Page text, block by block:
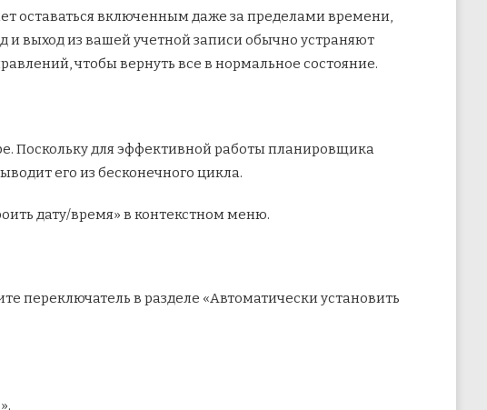
оставаться включенным даже за пределами времени,
и выход из вашей учетной записи обычно устраняют
чтобы вернуть все в нормальное состояние.
Поскольку для эффективной работы планировщика
его из бесконечного цикла.
дату/время» в контекстном меню.
переключатель в разделе «Автоматически установить